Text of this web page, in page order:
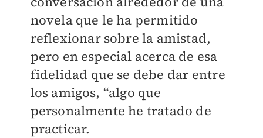
novela que le ha permitido
reflexionar sobre la amistad,
pero en especial acerca de esa
fidelidad que se debe dar entre
los amigos, “algo que
personalmente he tratado de
practicar.